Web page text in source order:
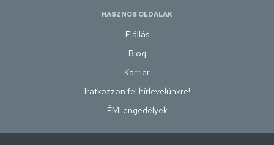
HASZNOS OLDALAK
Elállás
Blog
Karrier
Iratkozzon fel hírlevelünkre!
ÉMI engedélyek